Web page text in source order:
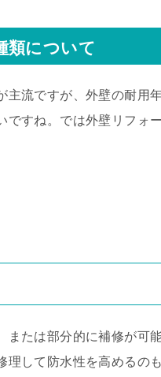
類について
主流ですが、外壁の耐用
ですね。では外壁リフォ
または部分的に補修が可
理して防水性を高めるの